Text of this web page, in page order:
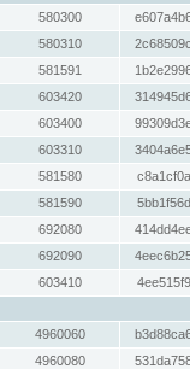
580300
580310
581591
603420
603400
603310
581580
581590
692080
692090
603410
4960060
4960080